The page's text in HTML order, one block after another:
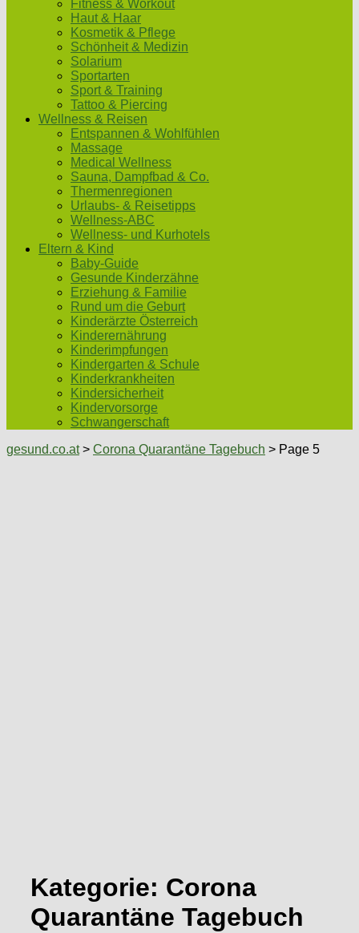
Fitness & Workout
Haut & Haar
Kosmetik & Pflege
Schönheit & Medizin
Solarium
Sportarten
Sport & Training
Tattoo & Piercing
Wellness & Reisen
Entspannen & Wohlfühlen
Massage
Medical Wellness
Sauna, Dampfbad & Co.
Thermenregionen
Urlaubs- & Reisetipps
Wellness-ABC
Wellness- und Kurhotels
Eltern & Kind
Baby-Guide
Gesunde Kinderzähne
Erziehung & Familie
Rund um die Geburt
Kinderärzte Österreich
Kinderernährung
Kinderimpfungen
Kindergarten & Schule
Kinderkrankheiten
Kindersicherheit
Kindervorsorge
Schwangerschaft
gesund.co.at> Corona Quarantäne Tagebuch > Page 5
Kategorie: Corona
Quarantäne Tagebuch